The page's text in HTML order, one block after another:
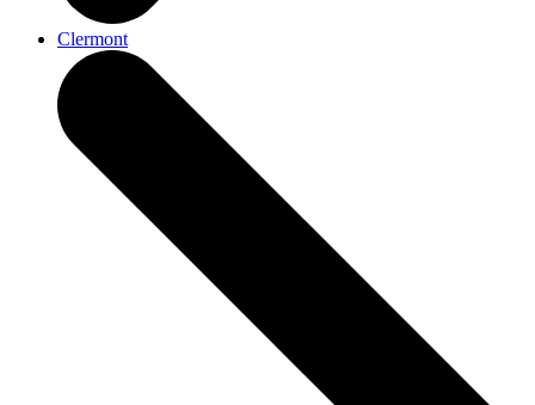
Clermont